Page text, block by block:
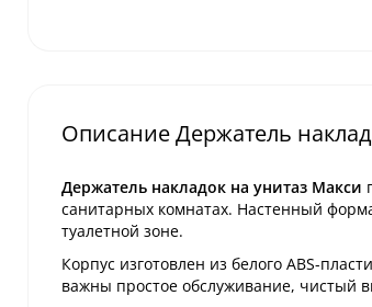
Описание Держатель
Держатель накладок на унитаз Макси
санитарных комнатах. Настенный
туалетной зоне.
Корпус изготовлен из белого ABS-
важны простое обслуживание, чистый